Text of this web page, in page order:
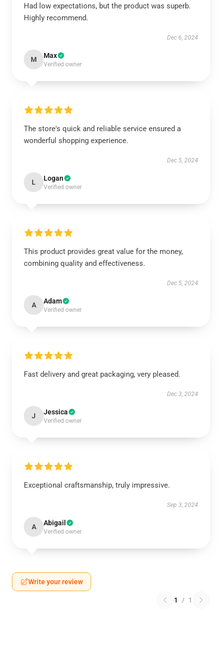
Had low expectations, but the product was superb.
Highly recommend.
Dec 6, 2024
M Max
Verified owner
The store's quick and reliable service ensured a
wonderful shopping experience.
Dec 5, 2024
L Logan
Verified owner
This product provides great value for the money,
combining quality and effectiveness.
Dec 5, 2024
A Adam
Verified owner
Fast delivery and great packaging, very pleased.
Dec 3, 2024
J Jessica
Verified owner
Exceptional craftsmanship, truly impressive.
Sep 3, 2024
A Abigail
Verified owner
Write your review
1 / 1